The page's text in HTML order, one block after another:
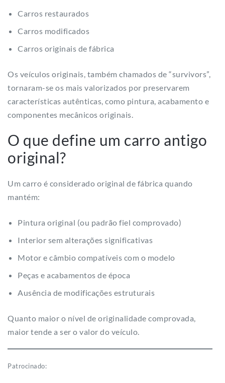
Carros restaurados
Carros modificados
Carros originais de fábrica
Os veículos originais, também chamados de “survivors”,
tornaram-se os mais valorizados por preservarem
características autênticas, como pintura, acabamento e
componentes mecânicos originais.
O que define um carro antigo
original?
Um carro é considerado original de fábrica quando
mantém:
Pintura original (ou padrão fiel comprovado)
Interior sem alterações significativas
Motor e câmbio compatíveis com o modelo
Peças e acabamentos de época
Ausência de modificações estruturais
Quanto maior o nível de originalidade comprovada,
maior tende a ser o valor do veículo.
Patrocinado: